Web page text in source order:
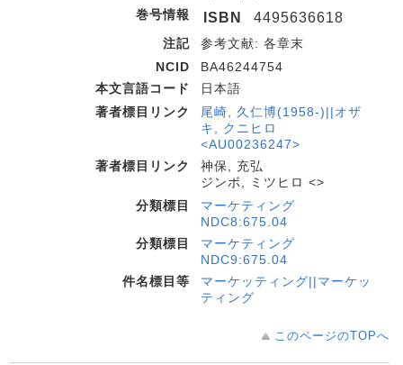
巻号情報
ISBN 4495636618
注記
参考文献: 各章末
NCID
BA46244754
本文言語コード
日本語
著者標目リンク
尾崎, 久仁博(1958-)||オザ
キ, クニヒロ
<AU00236247>
著者標目リンク
神保, 充弘
ジンボ, ミツヒロ <>
分類標目
マーケティング
NDC8:675.04
分類標目
マーケティング
NDC9:675.04
件名標目等
マーケッティング||マーケッ
ティング
このページのTOPへ